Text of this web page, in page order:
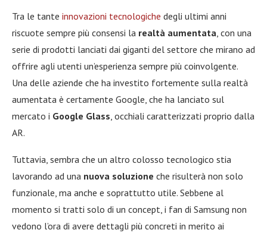
Tra le tante innovazioni tecnologiche degli ultimi anni
riscuote sempre più consensi la realtà aumentata, con una
serie di prodotti lanciati dai giganti del settore che mirano ad
offrire agli utenti un’esperienza sempre più coinvolgente.
Una delle aziende che ha investito fortemente sulla realtà
aumentata è certamente Google, che ha lanciato sul
mercato i Google Glass, occhiali caratterizzati proprio dalla
AR.
Tuttavia, sembra che un altro colosso tecnologico stia
lavorando ad una nuova soluzione che risulterà non solo
funzionale, ma anche e soprattutto utile. Sebbene al
momento si tratti solo di un concept, i fan di Samsung non
vedono l’ora di avere dettagli più concreti in merito ai